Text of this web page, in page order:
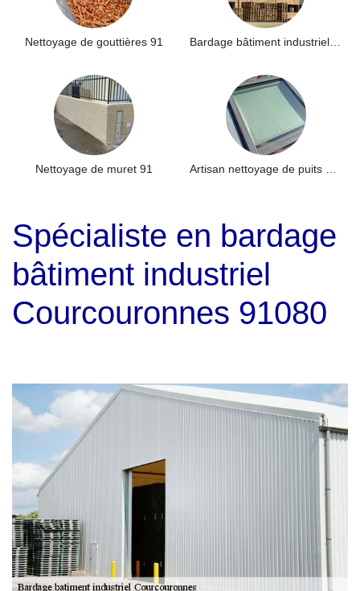
Nettoyage de gouttières 91
Nettoyage de muret 91
Spécialiste en bardage
bâtiment industriel
Courcouronnes 91080